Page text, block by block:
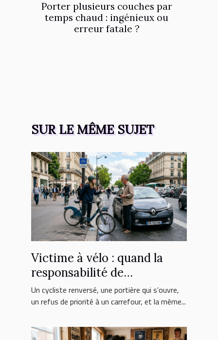
Porter plusieurs couches par
temps chaud : ingénieux ou
erreur fatale ?
SUR LE MÊME SUJET
Victime à vélo : quand la
responsabilité de
l’automobiliste est engagée
Un cycliste renversé, une portière qui s’ouvre,
un refus de priorité à un carrefour, et la même...